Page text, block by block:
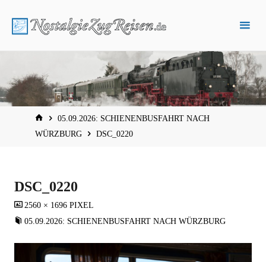
Inhalt
START
05.09.2026: SCHIENENBUSFAHRT NACH
WÜRZBURG
DSC_0220
DSC_0220
VOLLSTÄNDIGE
GRÖSSE
2560 × 1696PIXEL
05.09.2026: SCHIENENBUSFAHRT NACH WÜRZBURG